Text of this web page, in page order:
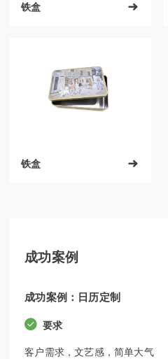
铁盒 
铁盒 
成功案例
成功案例：日历定制
要求
客户需求，文艺感，简单大气